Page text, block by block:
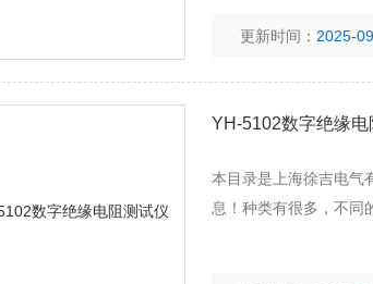
更新时间： 2025-
YH-5102数字绝缘电
本目录是上海徐吉电气
息！种类有很多，不同